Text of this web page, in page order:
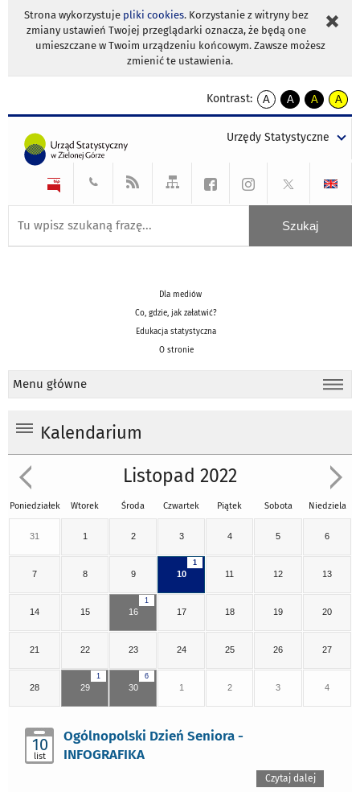
Strona wykorzystuje pliki cookies. Korzystanie z witryny bez
zmiany ustawień Twojej przeglądarki oznacza, że będą one
umieszczane w Twoim urządzeniu końcowym. Zawsze możesz
zmienić te ustawienia.
Kontrast:
A
kontrast
A
kontrast
tekst
czarnym
A
kontrast
tekst
czarnym
A
tekst
żółtym
Urzędy Statystyczne
Dla mediów
Co, gdzie, jak załatwić?
Edukacja statystyczna
O stronie
Menu główne
Kalendarium
Listopad 2022
Poniedziałek Wtorek Środa Czwartek Piątek Sobota Niedziela
31 1 2 3 4 5 6
7 8 9
1
10 11 12 13
14 15
1
16 17 18 19 20
21 22 23 24 25 26 27
28
1
29
6
30 1 2 3 4
10
list
Ogólnopolski Dzień Seniora -
INFOGRAFIKA
Czytaj dalej